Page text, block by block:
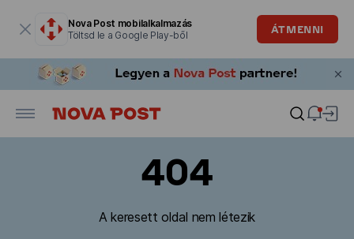
Nova Post mobilalkalmazás
Töltsd le a Google Play-ből
ÁTMENNI
404
A keresett oldal nem létezik